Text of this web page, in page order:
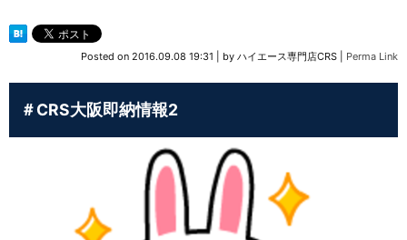
Posted on 2016.09.08 19:31 by ハイエース専門店CRS Perma Link
＃CRS大阪即納情報2